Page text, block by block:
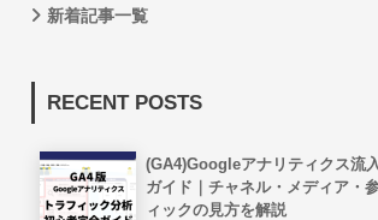
新着記事一覧
RECENT POSTS
(GA4)Googleアナリティクス流
ガイド｜チャネル・メディア・
ィックの見方を解説